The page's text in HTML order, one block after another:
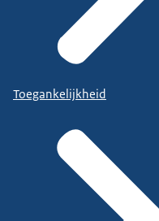
Toegankelijkheid